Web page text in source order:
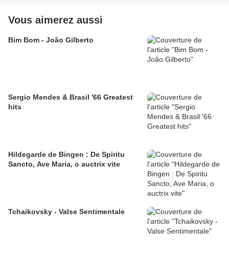
Vous aimerez aussi
Bim Bom - João Gilberto
Sergio Mendes & Brasil '66 Greatest
hits
Hildegarde de Bingen : De Spiritu
Sancto, Ave Maria, o auctrix vite
Tchaikovsky - Valse Sentimentale